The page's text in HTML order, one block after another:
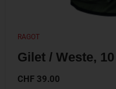
RAGOT
Gilet / Weste,
CHF 39.00